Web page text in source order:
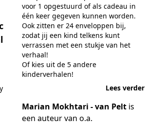
voor 1 opgestuurd of als cadeau in
één keer gegeven kunnen worden.
Ook zitten er 24 enveloppen bij,
zodat jij een kind telkens kunt
verrassen met een stukje van het
verhaal!
Of kies uit de 5 andere
kinderverhalen!
Lees verder
Marian Mokhtari - van Pelt is
een auteur van o.a.